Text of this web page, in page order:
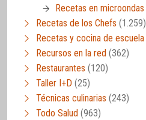
Recetas en microondas
Recetas de los Chefs (1.259)
Recetas y cocina de escuela
Recursos en la red (362)
Restaurantes (120)
Taller I+D (25)
Técnicas culinarias (243)
Todo Salud (963)